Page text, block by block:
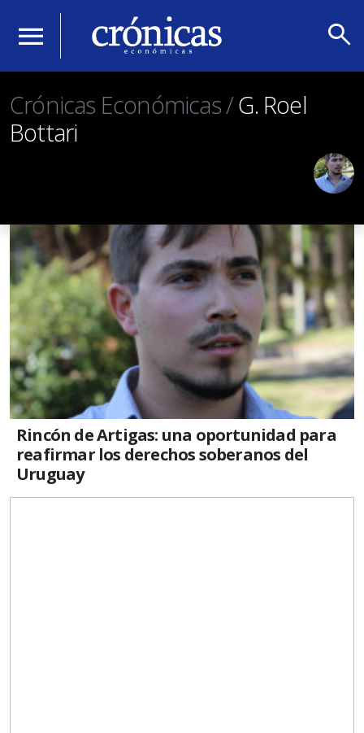
menu search
Crónicas Económicas /G. Roel
Bottari
Rincón de Artigas: una oportunidad para
reafirmar los derechos soberanos del
Uruguay